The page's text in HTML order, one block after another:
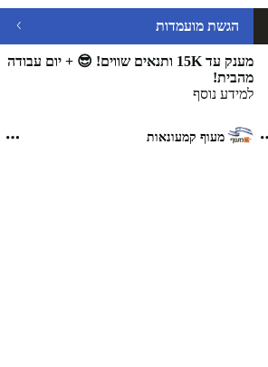
הגשת מועמדות
מענק עד 15K ותנאים שווים! 😎 + יום עבודה
מהבית!
למידע נוסף
מעוף קמעונאות